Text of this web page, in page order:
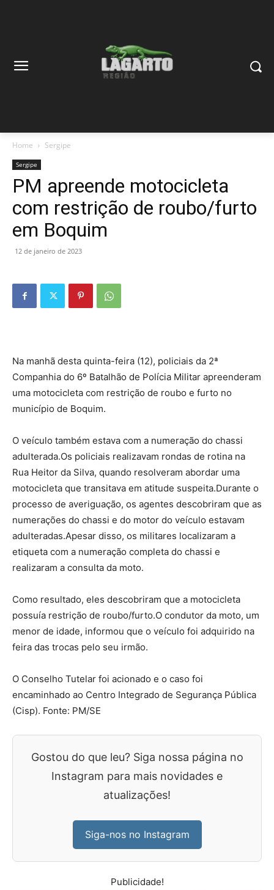
Home Sergipe
Sergipe
PM apreende motocicleta
com restrição de roubo/furto
em Boquim
12 de janeiro de 2023
Na manhã desta quinta-feira (12), policiais da 2ª
Companhia do 6º Batalhão de Polícia Militar apreenderam
uma motocicleta com restrição de roubo e furto no
município de Boquim.
O veículo também estava com a numeração do chassi
adulterada.Os policiais realizavam rondas de rotina na
Rua Heitor da Silva, quando resolveram abordar uma
motocicleta que transitava em atitude suspeita.Durante o
processo de averiguação, os agentes descobriram que as
numerações do chassi e do motor do veículo estavam
adulteradas.Apesar disso, os militares localizaram a
etiqueta com a numeração completa do chassi e
realizaram a consulta da moto.
Como resultado, eles descobriram que a motocicleta
possuía restrição de roubo/furto.O condutor da moto, um
menor de idade, informou que o veículo foi adquirido na
feira das trocas pelo seu irmão.
O Conselho Tutelar foi acionado e o caso foi
encaminhado ao Centro Integrado de Segurança Pública
(Cisp). Fonte: PM/SE
Gostou do que leu? Siga nossa página no
Instagram para mais novidades e
atualizações!
Siga-nos no Instagram
Publicidade!